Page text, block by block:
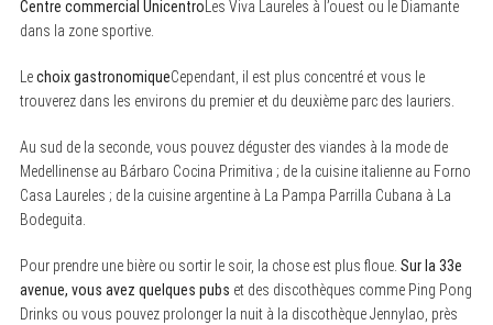
Centre commercial Unicentro Les Viva Laureles à l’ouest ou le Diamante
dans la zone sportive.
Lechoix gastronomiqueCependant, il est plus concentré et vous le
trouverez dans les environs du premier et du deuxième parc des lauriers.
Au sud de la seconde, vous pouvez déguster des viandes à la mode de
Medellinense au Bárbaro Cocina Primitiva ; de la cuisine italienne au Forno
Casa Laureles ; de la cuisine argentine à La Pampa Parrilla Cubana à La
Bodeguita.
Pour prendre une bière ou sortir le soir, la chose est plus floue. Sur la 33e
avenue, vous avez quelques pubs et des discothèques comme Ping Pong
Drinks ou vous pouvez prolonger la nuit à la discothèque Jennylao, près